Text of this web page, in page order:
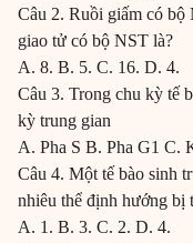
Câu 2. Ruồi giấm có bộ
giao tử có bộ NST là?
A. 8. B. 5. C. 16. D. 4.
Câu 3. Trong chu kỳ tế
kỳ trung gian
A. Pha S B. Pha G1 C.
Câu 4. Một tế bào sinh
nhiêu thể định hướng bị
A. 1. B. 3. C. 2. D. 4.